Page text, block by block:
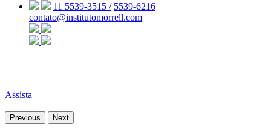
11 5539-3515 / 5539-6216
contato@institutomorrell.com
Assista
Previous Next